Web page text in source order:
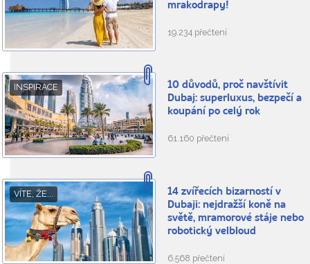
mrakodrapy!
19.234 přečtení
INSPIRACE
10 důvodů, proč navštívit
Dubaj: superluxus, bezpečí a
koupání po celý rok
61.160 přečtení
VÍTE, ŽE...
14 zvířecích bizarností v
Dubaji: nejdražší koně na
světě, mramorové stáje nebo
robotický velbloud
6.568 přečtení